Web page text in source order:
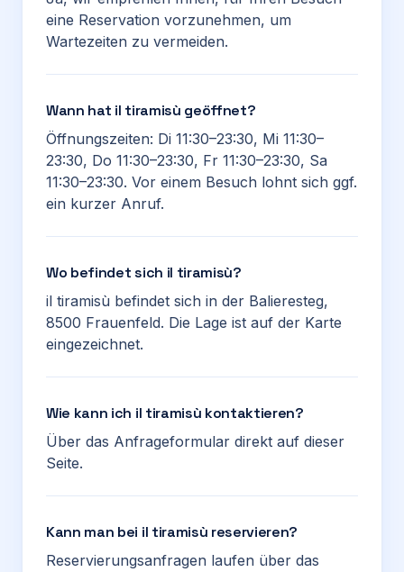
eine Reservation vorzunehmen, um
Wartezeiten zu vermeiden.
Wann hat il tiramisù geöffnet?
Öffnungszeiten: Di 11:30–23:30, Mi 11:30–
23:30, Do 11:30–23:30, Fr 11:30–23:30, Sa
11:30–23:30. Vor einem Besuch lohnt sich ggf.
ein kurzer Anruf.
Wo befindet sich il tiramisù?
il tiramisù befindet sich in der Balieresteg,
8500 Frauenfeld. Die Lage ist auf der Karte
eingezeichnet.
Wie kann ich il tiramisù kontaktieren?
Über das Anfrageformular direkt auf dieser
Seite.
Kann man bei il tiramisù reservieren?
Reservierungsanfragen laufen über das